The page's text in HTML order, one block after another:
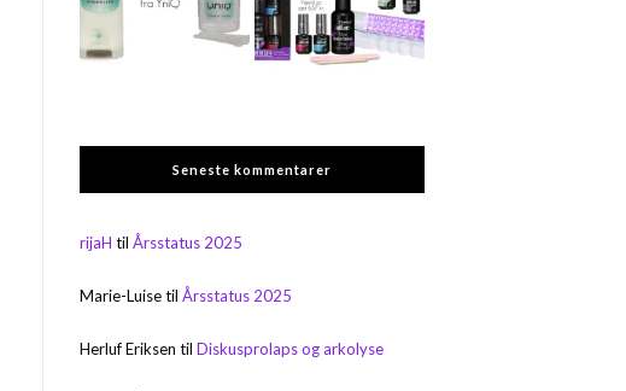
Seneste kommentarer
rijaH tilÅrsstatus 2025
Marie-LuisetilÅrsstatus 2025
Herluf Eriksen tilDiskusprolaps og arkolyse